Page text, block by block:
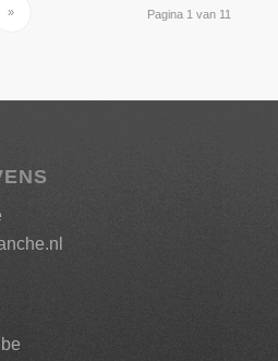
Pagina 1 van 11
»